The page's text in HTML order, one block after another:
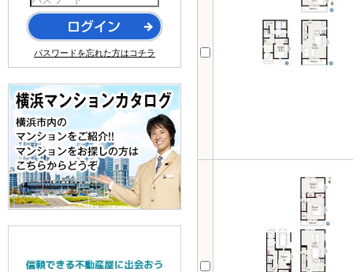
パスワードを忘れた方はコチラ